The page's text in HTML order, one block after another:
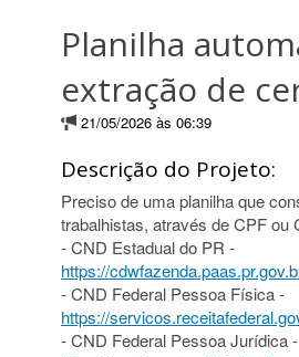
Planilha
extração de
21/05/2026 às 06:39
Descrição do Projeto:
Preciso de uma planilha que
trabalhistas, através de CPF ou
- CND Estadual do PR -
https://
- CND Federal Pessoa Física -
https://
- CND Federal Pessoa Jurídica -